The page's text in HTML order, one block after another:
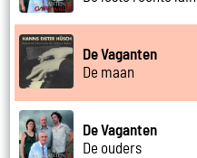
De Vaganten
De maan
De Vaganten
De ouders